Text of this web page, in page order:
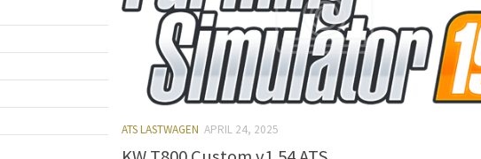
ATS LASTWAGEN APRIL 24, 2025